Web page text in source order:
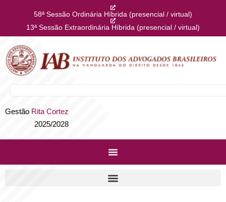
58ª Sessão Ordinária Híbrida (presencial / virtual)
13ª Sessão Extraordinária Híbrida (presencial / virtual)
Gestão Rita Cortez
2025/2028